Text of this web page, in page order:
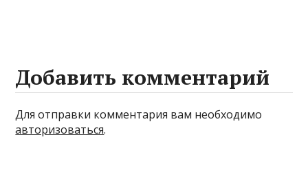
Добавить комментарий
Для отправки комментария вам необходимо
авторизоваться.